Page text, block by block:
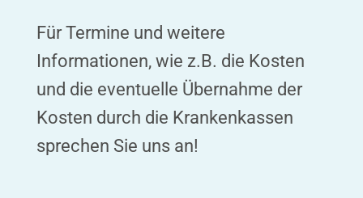
Für Termine und weitere
Informationen, wie z.B. die Kosten
und die eventuelle Übernahme der
Kosten durch die Krankenkassen
sprechen Sie uns an!